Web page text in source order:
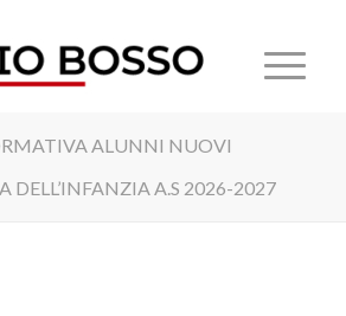
ALUNNI NUOVI
DELL’INFANZIA A.S 2026-2027